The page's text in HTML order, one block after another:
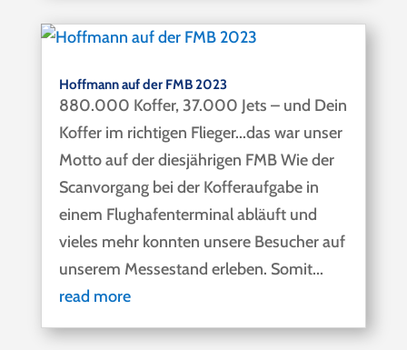
Hoffmann auf der FMB 2023
880.000 Koffer, 37.000 Jets – und Dein
Koffer im richtigen Flieger...das war unser
Motto auf der diesjährigen FMB Wie der
Scanvorgang bei der Kofferaufgabe in
einem Flughafenterminal abläuft und
vieles mehr konnten unsere Besucher auf
unserem Messestand erleben. Somit...
read more